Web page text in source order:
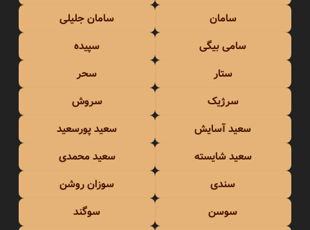
سامان
سامان جلیلی
سامی بیگی
سپیده
ستار
سحر
سرژیک
سروش
سعید آسایش
سعید پورسعید
سعید شایسته
سعید محمدی
سندی
سوزان روشن
سوسن
سوگند